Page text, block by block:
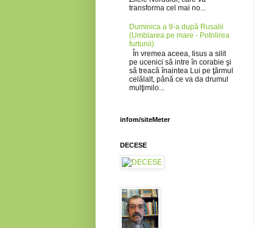
transforma cel mai no...
Duminica a 9-a după Rusalii
(Umblarea pe mare - Potolirea
furtunii)
În vremea aceea, Iisus a silit
pe ucenici să intre în corabie şi
să treacă înaintea Lui pe ţărmul
celălalt, până ce va da drumul
mulţimilo...
infom/siteMeter
DECESE